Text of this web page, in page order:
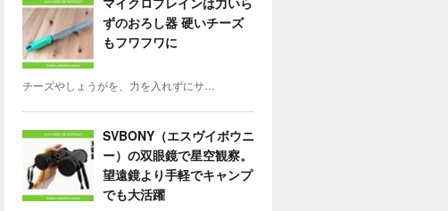
ずのおろし器 硬いチーズ
もフワフワに
チーズやしょうがを、力を入れずにサ…
SVBONY（エスヴイボウニ
ー）の双眼鏡で星空観察。
望遠鏡より手軽でキャンプ
でも大活躍